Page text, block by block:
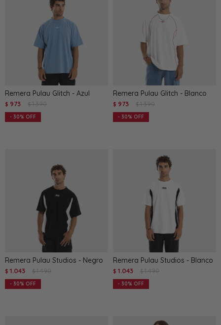
Remera Pulau Glitch - Azul
$ 973 $ 1.390
30
Remera Pulau Glitch - Blanco
$ 973 $ 1.390
30
Remera Pulau Studios - Negro
$ 1.043 $ 1.490
30
Remera Pulau Studios - Blanco
$ 1.043 $ 1.490
30